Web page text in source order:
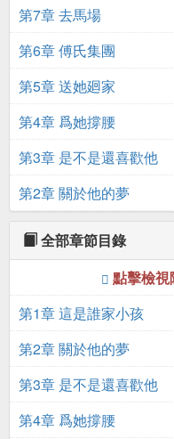
第7章 去馬場
第6章 傅氏集團
第5章 送她廻家
第4章 爲她撐腰
第3章 是不是還喜歡他
第2章 關於他的夢
全部章節目錄
點擊檢
第1章 這是誰家小孩
第2章 關於他的夢
第3章 是不是還喜歡他
第4章 爲她撐腰